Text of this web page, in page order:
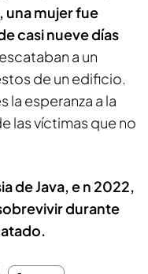
una mujer fue
casi nueve días
a un
de un edificio.
la esperanza a la
las víctimas que no
de Java, e n 2022,
durante